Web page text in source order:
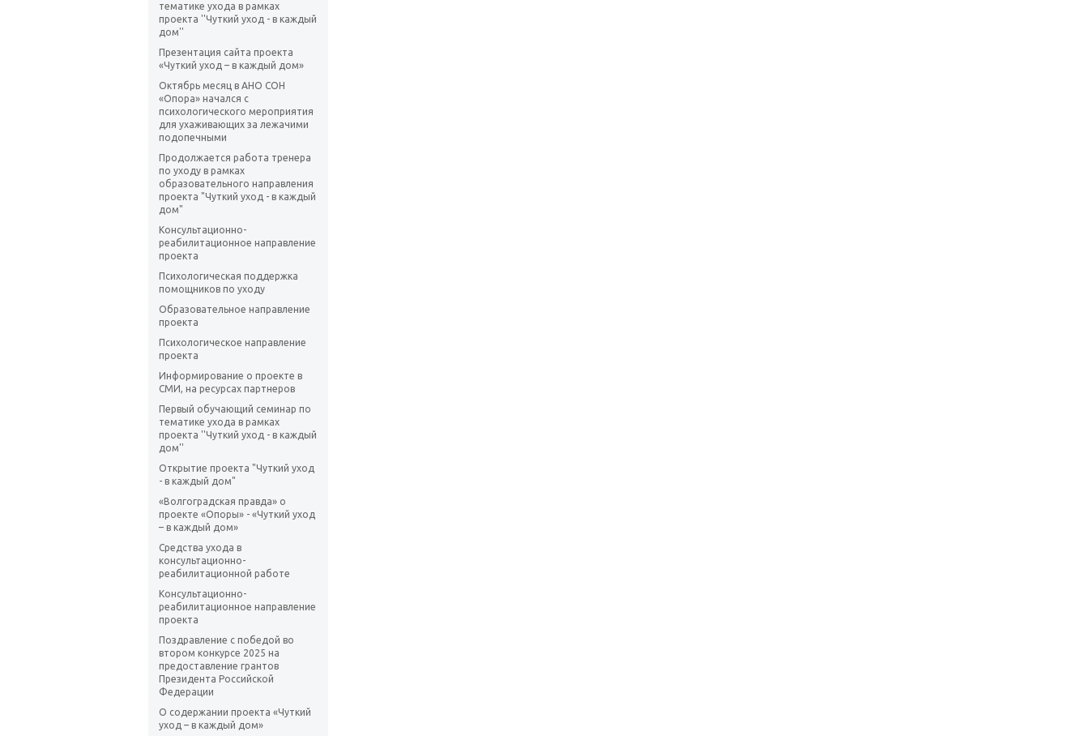
тематике ухода в рамках
проекта ''Чуткий уход - в каждый
дом''
Презентация сайта проекта
«Чуткий уход – в каждый дом»
Октябрь месяц в АНО СОН
«Опора» начался с
психологического мероприятия
для ухаживающих за лежачими
подопечными
Продолжается работа тренера
по уходу в рамках
образовательного направления
проекта "Чуткий уход - в каждый
дом"
Консультационно-
реабилитационное направление
проекта
Психологическая поддержка
помощников по уходу
Образовательное направление
проекта
Психологическое направление
проекта
Информирование о проекте в
СМИ, на ресурсах партнеров
Первый обучающий семинар по
тематике ухода в рамках
проекта ''Чуткий уход - в каждый
дом''
Открытие проекта "Чуткий уход
- в каждый дом"
«Волгоградская правда» о
проекте «Опоры» - «Чуткий уход
– в каждый дом»
Средства ухода в
консультационно-
реабилитационной работе
Консультационно-
реабилитационное направление
проекта
Поздравление с победой во
втором конкурсе 2025 на
предоставление грантов
Президента Российской
Федерации
О содержании проекта «Чуткий
уход – в каждый дом»